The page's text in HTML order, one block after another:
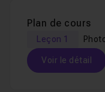
Plan de cours
Leçon 1
Voir le détail